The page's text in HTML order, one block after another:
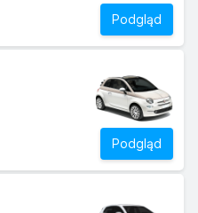
Podgląd
Podgląd